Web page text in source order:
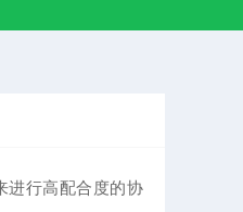
进行高配合度的协